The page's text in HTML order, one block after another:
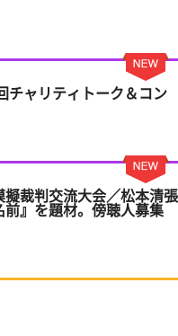
チャリティトーク＆コン
裁判交流大会／松本清張
』を題材。傍聴人募集